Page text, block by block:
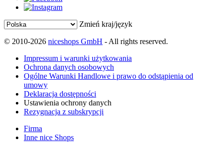
Zmień kraj/język
© 2010-2026 niceshops GmbH - All rights reserved.
Impressum i warunki użytkowania
Ochrona danych osobowych
Ogólne Warunki Handlowe i prawo do odstąpienia od
umowy
Deklaracja dostępności
Ustawienia ochrony danych
Rezygnacja z subskrypcji
Firma
Inne nice Shops